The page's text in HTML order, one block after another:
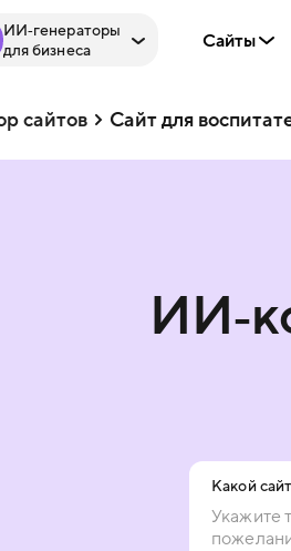
ИИ‑генераторы
для бизнеса
Сайты
сайтов Сайт для
Какой